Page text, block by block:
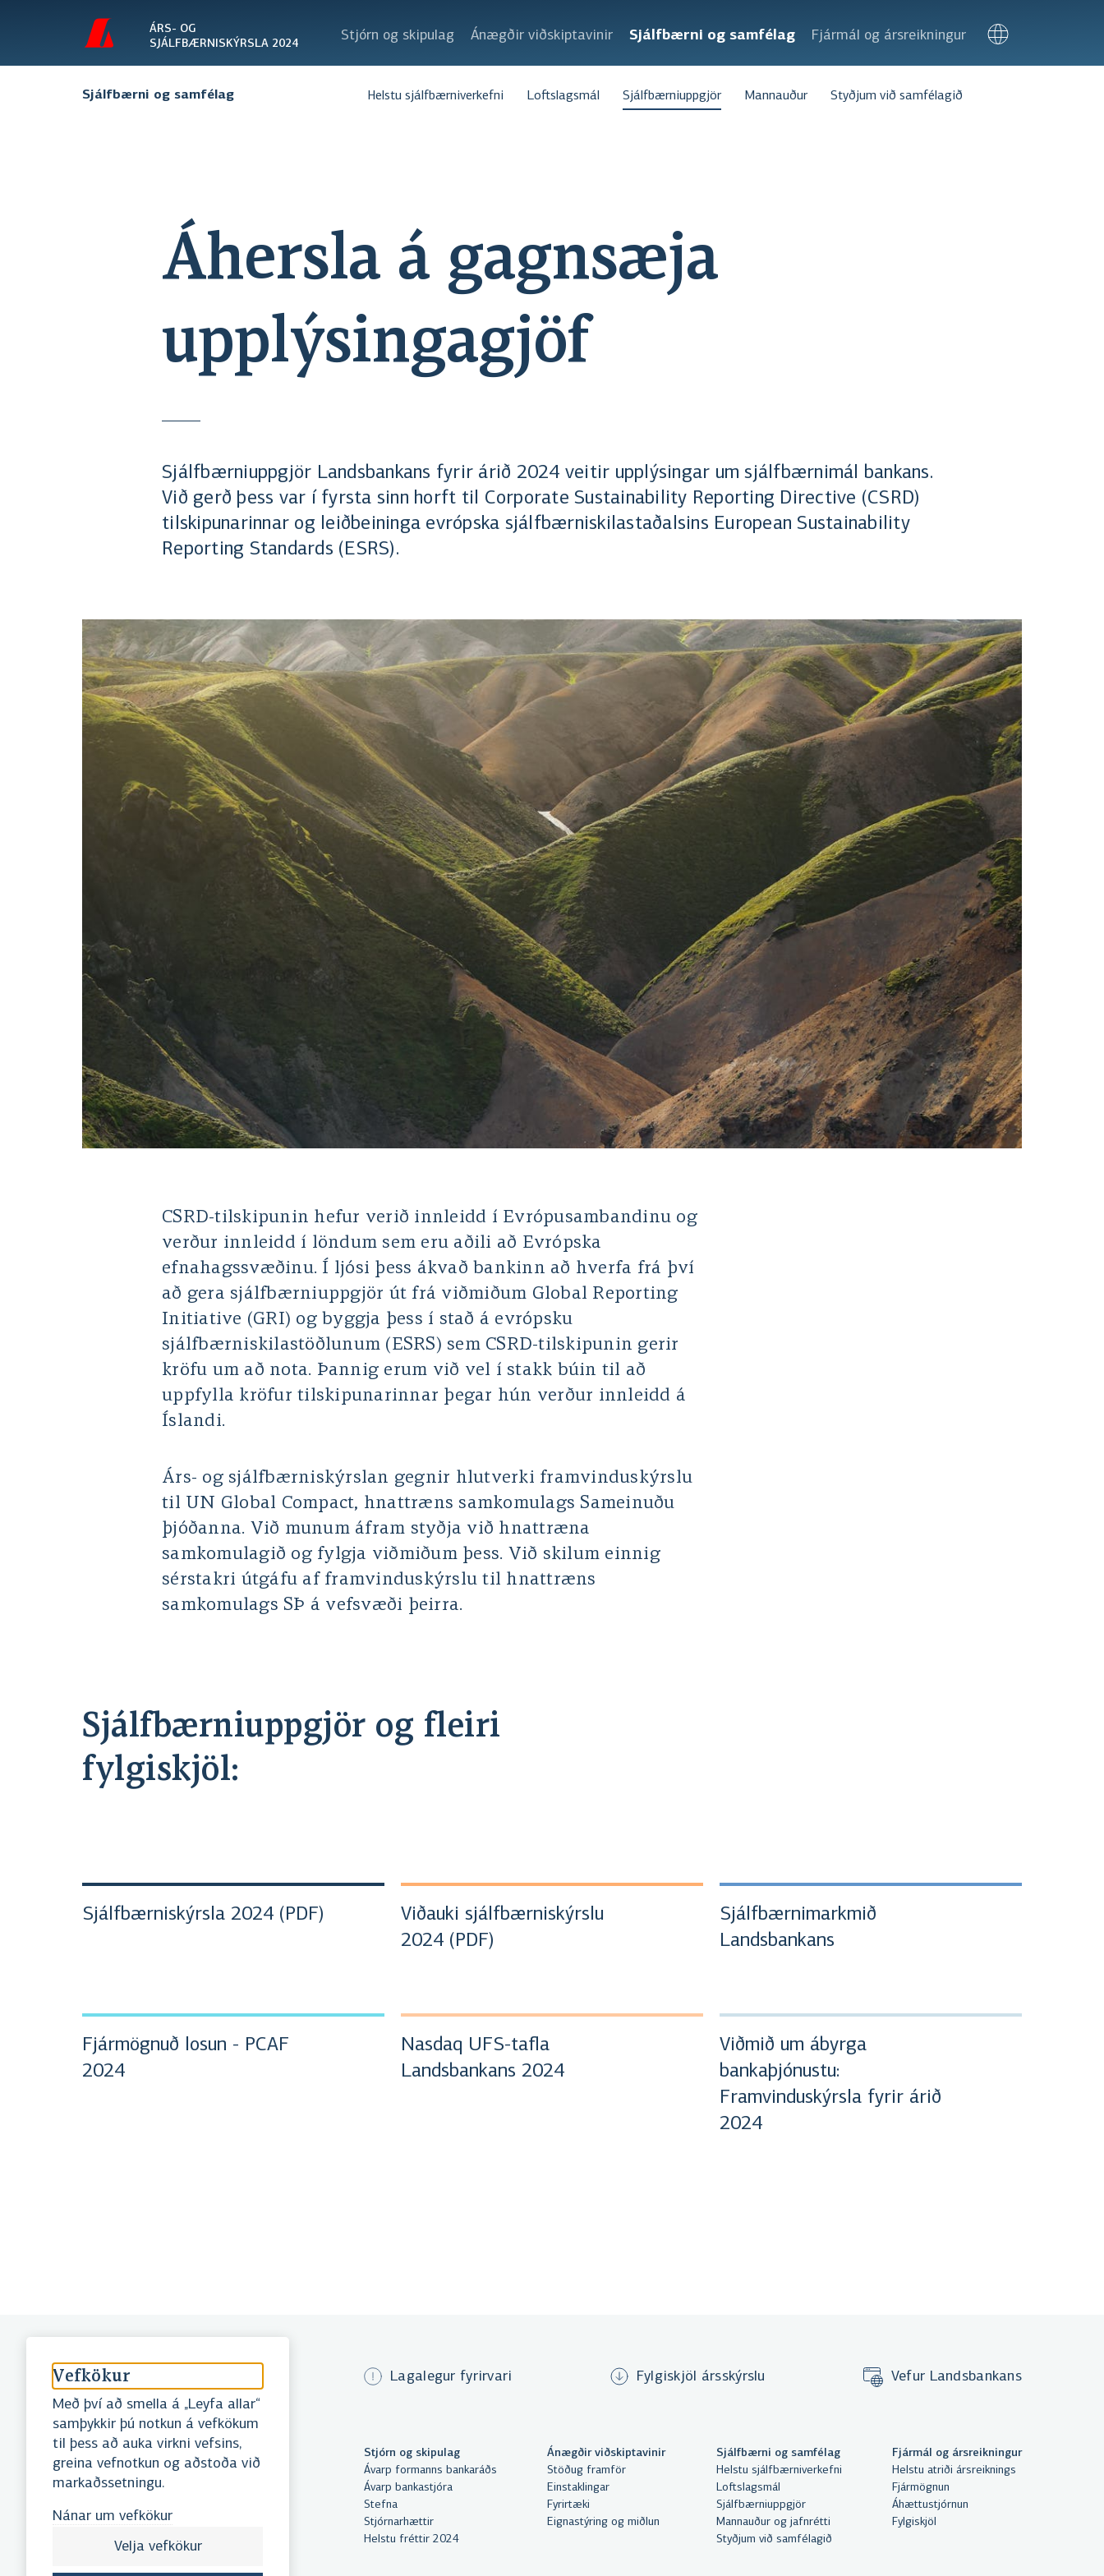
ÁRS- OG
SJÁLFBÆRNISKÝRSLA 2024
Stjórn og skipulag Ánægðir viðskiptavinir Sjálfbærni og samfélag Fjármál og ársreikningur
Vefkökur
Með því að smella á „Leyfa allar“
samþykkir þú notkun á vefkökum
til þess að auka virkni vefsins,
greina vefnotkun og aðstoða við
markaðssetningu.
Nánar um vefkökur
Velja vefkökur
Sjálfbærni og samfélag Helstu sjálfbærniverkefni Loftslagsmál Sjálfbærniuppgjör Mannauður Styðjum við samfélagið
Áhersla á gagnsæja
upplýsingagjöf
Sjálfbærniuppgjör Landsbankans fyrir árið 2024 veitir upplýsingar um sjálfbærnimál bankans.
Við gerð þess var í fyrsta sinn horft til Corporate Sustainability Reporting Directive (CSRD)
tilskipunarinnar og leiðbeininga evrópska sjálfbærniskilastaðalsins European Sustainability
Reporting Standards (ESRS).
CSRD-tilskipunin hefur verið innleidd í Evrópusambandinu og
verður innleidd í löndum sem eru aðili að Evrópska
efnahagssvæðinu. Í ljósi þess ákvað bankinn að hverfa frá því
að gera sjálfbærniuppgjör út frá viðmiðum Global Reporting
Initiative (GRI) og byggja þess í stað á evrópsku
sjálfbærniskilastöðlunum (ESRS) sem CSRD-tilskipunin gerir
kröfu um að nota. Þannig erum við vel í stakk búin til að
uppfylla kröfur tilskipunarinnar þegar hún verður innleidd á
Íslandi.
Árs- og sjálfbærniskýrslan gegnir hlutverki framvinduskýrslu
til UN Global Compact, hnattræns samkomulags Sameinuðu
þjóðanna. Við munum áfram styðja við hnattræna
samkomulagið og fylgja viðmiðum þess. Við skilum einnig
sérstakri útgáfu af framvinduskýrslu til hnattræns
samkomulags SÞ á vefsvæði þeirra.
Sjálfbærniuppgjör og fleiri
fylgiskjöl:
Sjálfbærniskýrsla 2024 (PDF)
Viðauki sjálfbærniskýrslu
2024 (PDF)
Sjálfbærnimarkmið
Landsbankans
Fjármögnuð losun - PCAF
2024
Nasdaq UFS-tafla
Landsbankans 2024
Viðmið um ábyrga
bankaþjónustu:
Framvinduskýrsla fyrir árið
2024
Lagalegur fyrirvari Fylgiskjöl ársskýrslu Vefur Landsbankans
Reykjastræti 6, 101 Reykjavík
Kt. 471008-0280
Sími:410 4000
landsbankinn@landsbankinn.is
Stjórn og skipulag
Ávarp formanns bankaráðs
Ávarp bankastjóra
Stefna
Stjórnarhættir
Helstu fréttir 2024
Ánægðir viðskiptavinir
Stöðug framför
Einstaklingar
Fyrirtæki
Eignastýring og miðlun
Sjálfbærni og samfélag
Helstu sjálfbærniverkefni
Loftslagsmál
Sjálfbærniuppgjör
Mannauður og jafnrétti
Styðjum við samfélagið
Fjármál og ársreikningur
Helstu atriði ársreiknings
Fjármögnun
Áhættustjórnun
Fylgiskjöl